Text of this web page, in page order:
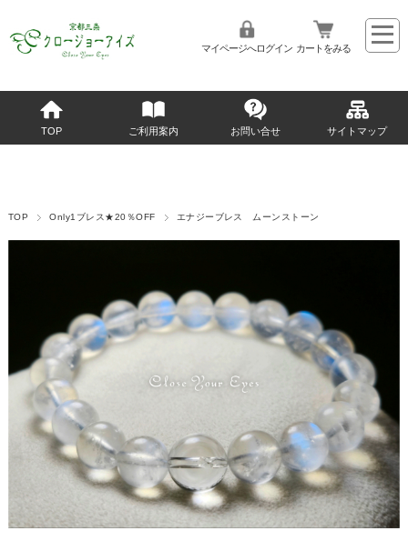
マイページへログイン カートをみる
TOP ご利用案内 お問い合せ サイトマップ
TOP Only1ブレス★20％OFF エナジーブレス ムーンストーン